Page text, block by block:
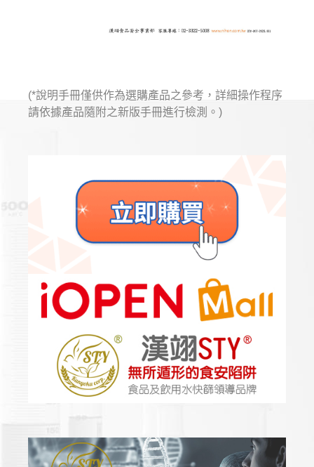
(*說明手冊僅供作為選購產品之參考，詳細操作程序
請依據產品隨附之新版手冊進行檢測。)